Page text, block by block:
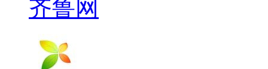
齐鲁网